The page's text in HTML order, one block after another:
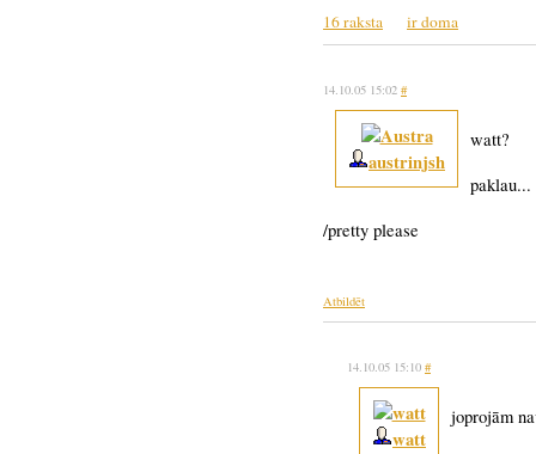
16 raksta ir doma
14.10.05 15:02 #
austrinjsh
watt?
paklau...
/pretty please
Atbildēt
14.10.05 15:10 #
watt
joprojām